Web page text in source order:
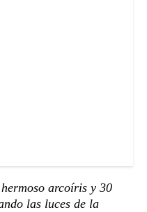
arcoíris y 30
las luces de la